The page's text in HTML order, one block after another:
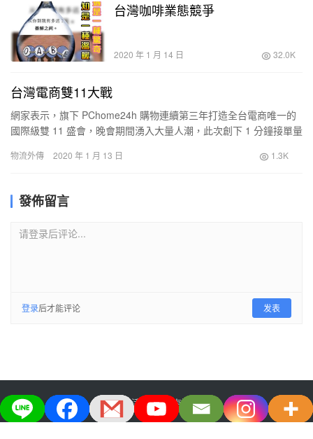
名外送員，雖然超商業者尚不因此明顯受到人力不足衝擊，但可觀
察到，日本 7-ELEVEN 2018年起已因缺工開始討論放棄 24 小時營
業，並在近期宣布關閉 1000 家低獲利門市，這樣的趨勢是否漫延到
台灣的超商業？
台灣咖啡業態競爭
2020 年 1 月 14 日 32.0K
台灣電商雙11大戰
網家表示，旗下 PChome24h 購物連續第三年打造全台電商唯一的
國際級雙 11 盛會，晚會期間湧入大量人潮，此次創下 1 分鐘接單量
箱，Yahoo 奇摩購物中心和 Yahoo 奇摩超級商城訂單和業績已較去
物流外傳 2020 年 1 月 13 日 1.3K
發佈留言
请登录后评论...
登录后才能评论 发表
大宅生活美学股份有限公司